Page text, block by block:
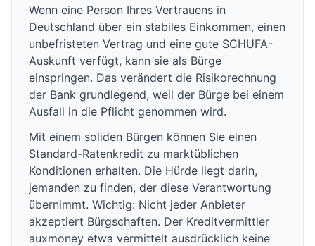
Wenn eine Person Ihres Vertrauens in
Deutschland über ein stabiles Einkommen, einen
unbefristeten Vertrag und eine gute SCHUFA-
Auskunft verfügt, kann sie als Bürge
einspringen. Das verändert die Risikorechnung
der Bank grundlegend, weil der Bürge bei einem
Ausfall in die Pflicht genommen wird.
Mit einem soliden Bürgen können Sie einen
Standard-Ratenkredit zu marktüblichen
Konditionen erhalten. Die Hürde liegt darin,
jemanden zu finden, der diese Verantwortung
übernimmt. Wichtig: Nicht jeder Anbieter
akzeptiert Bürgschaften. Der Kreditvermittler
auxmoney etwa vermittelt ausdrücklich keine